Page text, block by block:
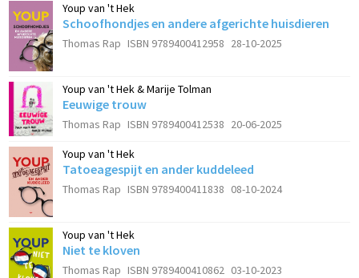
Youp van 't Hek
Schoofhondjes en andere afgerichte huisdieren
Thomas Rap ISBN 9789400412958 28-10-2025
Youp van 't Hek & Marije Tolman
Eeuwige trouw
Thomas Rap ISBN 9789400412538 20-06-2025
Youp van 't Hek
Tatoeagespijt en ander kuddeleed
Thomas Rap ISBN 9789400411838 08-10-2024
Youp van 't Hek
Niet te kloven
Thomas Rap ISBN 9789400410862 03-10-2023